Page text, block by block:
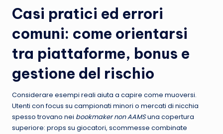
Casi pratici ed errori
comuni: come orientarsi
tra piattaforme, bonus e
gestione del rischio
Considerare esempi reali aiuta a capire come muoversi.
Utenti con focus su campionati minori o mercati di nicchia
spesso trovano nei bookmaker non AAMSuna copertura
superiore: props su giocatori, scommesse combinate